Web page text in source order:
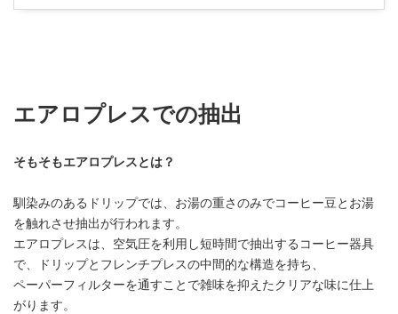
エアロプレスでの抽出
そもそもエアロプレスとは？
馴染みのあるドリップでは、お湯の重さのみでコーヒー豆とお湯
を触れさせ抽出が行われます。
エアロプレスは、空気圧を利用し短時間で抽出するコーヒー器具
で、ドリップとフレンチプレスの中間的な構造を持ち、
ペーパーフィルターを通すことで雑味を抑えたクリアな味に仕上
がります。